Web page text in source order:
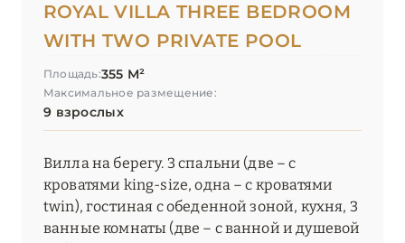
ROYAL VILLA THREE BEDROOM
WITH TWO PRIVATE POOL
Площадь:355 М²
Максимальное размещение:
9 взрослых
Вилла на берегу. 3 спальни (две – с
кроватями king-size, одна – с кроватями
twin), гостиная с обеденной зоной, кухня, 3
ванные комнаты (две – с ванной и душевой